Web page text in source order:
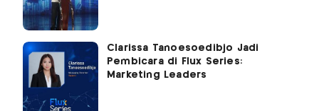
Clarissa Tanoesoedibjo Jadi
Pembicara di Flux Series:
Marketing Leaders